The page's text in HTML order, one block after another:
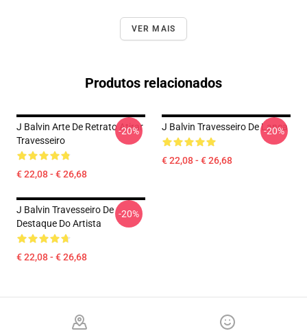
VER MAIS
Produtos relacionados
J Balvin Arte De Retrato Atirar
Travesseiro
€ 22,08 - € 26,68
-20% J Balvin Travesseiro De Lança
€ 22,08 - € 26,68
-20%
J Balvin Travesseiro De
Destaque Do Artista
€ 22,08 - € 26,68
-20%